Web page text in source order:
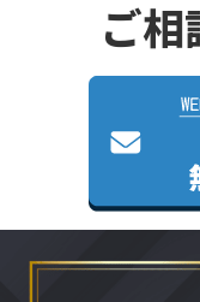
ご相